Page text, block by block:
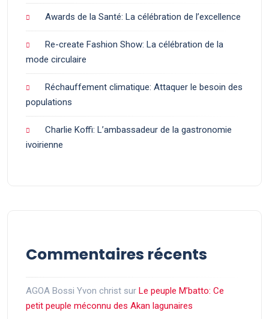
Awards de la Santé: La célébration de l’excellence
Re-create Fashion Show: La célébration de la
mode circulaire
Réchauffement climatique: Attaquer le besoin des
populations
Charlie Koffi: L’ambassadeur de la gastronomie
ivoirienne
Commentaires récents
AGOA Bossi Yvon christ sur Le peuple M’batto: Ce
petit peuple méconnu des Akan lagunaires